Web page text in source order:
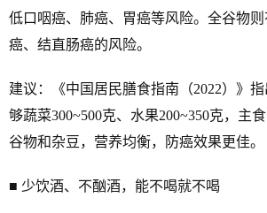
低口咽癌、肺癌、胃癌等风险。全谷物
癌、结直肠癌的风险。
建议：《中国居民膳食指南（2022）》
够蔬菜300~500克、水果200~350克，主
谷物和杂豆，营养均衡，防癌效果更佳。
■ 少饮酒、不酗酒，能不喝就不喝